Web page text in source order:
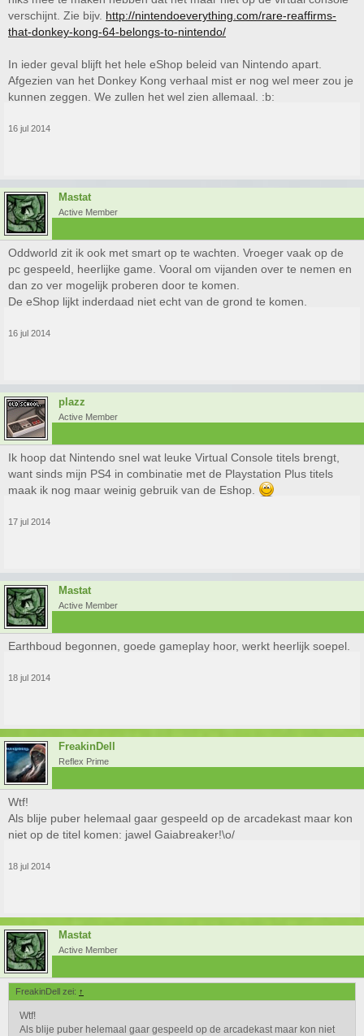
verschijnt. Zie bijv. http://nintendoeverything.com/rare-reaffirms-
that-donkey-kong-64-belongs-to-nintendo/
In ieder geval blijft het hele eShop beleid van Nintendo apart.
Afgezien van het Donkey Kong verhaal mist er nog wel meer zou je
kunnen zeggen. We zullen het wel zien allemaal. :b:
16 jul 2014
Mastat
Active Member
Oddworld zit ik ook met smart op te wachten. Vroeger vaak op de
pc gespeeld, heerlijke game. Vooral om vijanden over te nemen en
dan zo ver mogelijk proberen door te komen.
De eShop lijkt inderdaad niet echt van de grond te komen.
16 jul 2014
plazz
Active Member
Ik hoop dat Nintendo snel wat leuke Virtual Console titels brengt,
want sinds mijn PS4 in combinatie met de Playstation Plus titels
maak ik nog maar weinig gebruik van de Eshop.
17 jul 2014
Mastat
Active Member
Earthboud begonnen, goede gameplay hoor, werkt heerlijk soepel.
18 jul 2014
FreakinDell
Reflex Prime
Wtf!
Als blije puber helemaal gaar gespeeld op de arcadekast maar kon
niet op de titel komen: jawel Gaiabreaker!\o/
18 jul 2014
Mastat
Active Member
FreakinDell zei: ↑
Wtf!
Als blije puber helemaal gaar gespeeld op de arcadekast maar kon niet